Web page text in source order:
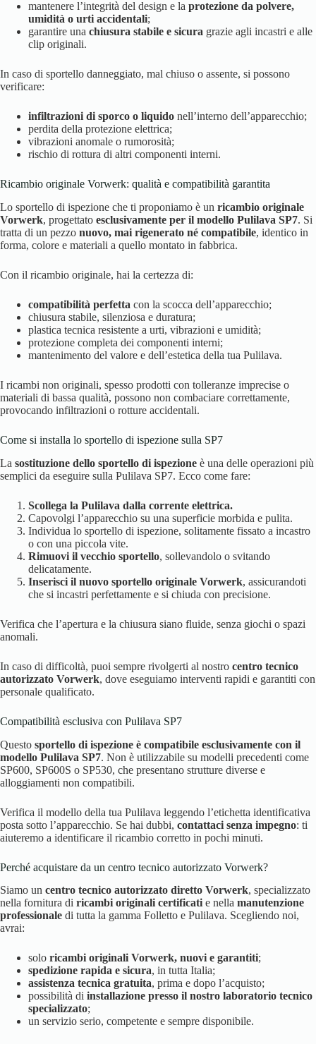
mantenere l’integrità del design e la protezione da polvere,
umidità o urti accidentali;
garantire una chiusura stabile e sicura grazie agli incastri e alle
clip originali.
In caso di sportello danneggiato, mal chiuso o assente, si possono
verificare:
infiltrazioni di sporco o liquido nell’interno dell’apparecchio;
perdita della protezione elettrica;
vibrazioni anomale o rumorosità;
rischio di rottura di altri componenti interni.
Ricambio originale Vorwerk: qualità e compatibilità garantita
Lo sportello di ispezione che ti proponiamo è un ricambio originale
Vorwerk, progettato esclusivamente per il modello Pulilava SP7. Si
tratta di un pezzo nuovo, mai rigenerato né compatibile, identico in
forma, colore e materiali a quello montato in fabbrica.
Con il ricambio originale, hai la certezza di:
compatibilità perfetta con la scocca dell’apparecchio;
chiusura stabile, silenziosa e duratura;
plastica tecnica resistente a urti, vibrazioni e umidità;
protezione completa dei componenti interni;
mantenimento del valore e dell’estetica della tua Pulilava.
I ricambi non originali, spesso prodotti con tolleranze imprecise o
materiali di bassa qualità, possono non combaciare correttamente,
provocando infiltrazioni o rotture accidentali.
Come si installa lo sportello di ispezione sulla SP7
La sostituzione dello sportello di ispezione è una delle operazioni più
semplici da eseguire sulla Pulilava SP7. Ecco come fare:
Scollega la Pulilava dalla corrente elettrica.
Capovolgi l’apparecchio su una superficie morbida e pulita.
Individua lo sportello di ispezione, solitamente fissato a incastro
o con una piccola vite.
Rimuovi il vecchio sportello, sollevandolo o svitando
delicatamente.
Inserisci il nuovo sportello originale Vorwerk, assicurandoti
che si incastri perfettamente e si chiuda con precisione.
Verifica che l’apertura e la chiusura siano fluide, senza giochi o spazi
anomali.
In caso di difficoltà, puoi sempre rivolgerti al nostro centro tecnico
autorizzato Vorwerk, dove eseguiamo interventi rapidi e garantiti con
personale qualificato.
Compatibilità esclusiva con Pulilava SP7
Questo sportello di ispezione è compatibile esclusivamente con il
modello Pulilava SP7. Non è utilizzabile su modelli precedenti come
SP600, SP600S o SP530, che presentano strutture diverse e
alloggiamenti non compatibili.
Verifica il modello della tua Pulilava leggendo l’etichetta identificativa
posta sotto l’apparecchio. Se hai dubbi, contattaci senza impegno: ti
aiuteremo a identificare il ricambio corretto in pochi minuti.
Perché acquistare da un centro tecnico autorizzato Vorwerk?
Siamo un centro tecnico autorizzato diretto Vorwerk, specializzato
nella fornitura di ricambi originali certificati e nella manutenzione
professionale di tutta la gamma Folletto e Pulilava. Scegliendo noi,
avrai:
solo ricambi originali Vorwerk, nuovi e garantiti;
spedizione rapida e sicura, in tutta Italia;
assistenza tecnica gratuita, prima e dopo l’acquisto;
possibilità di installazione presso il nostro laboratorio tecnico
specializzato;
un servizio serio, competente e sempre disponibile.